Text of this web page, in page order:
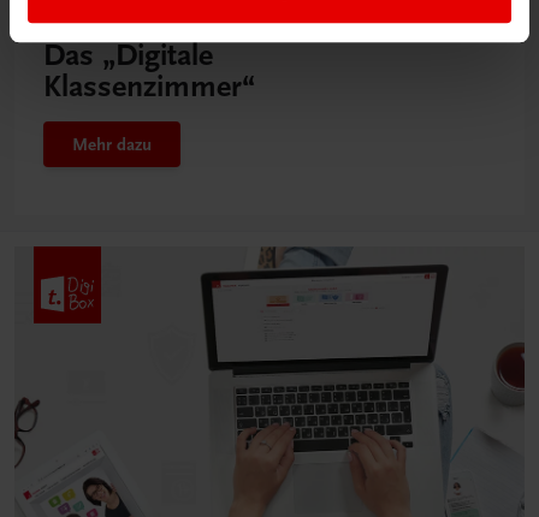
Neu in der DigiBox
Das „Digitale
Klassenzimmer“
Mehr dazu